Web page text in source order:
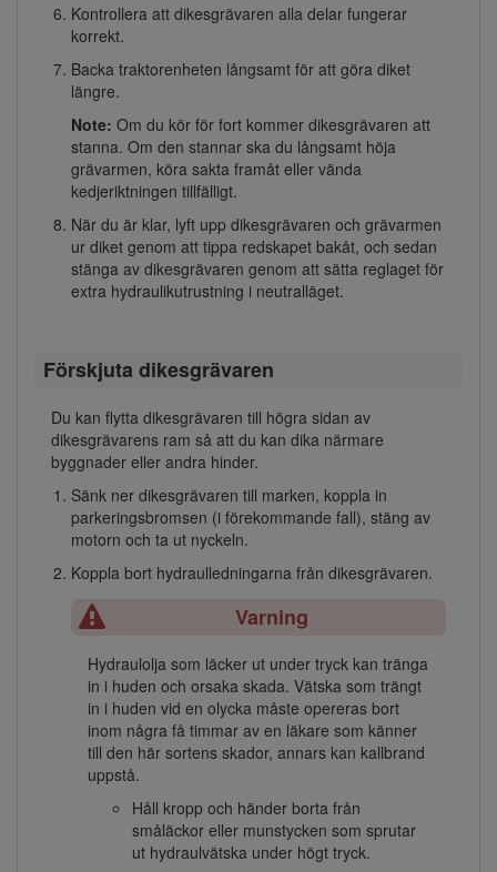
Kontrollera att dikesgrävaren alla delar fungerar
korrekt.
Backa traktorenheten långsamt för att göra diket
längre.
Note: Om du kör för fort kommer dikesgrävaren att
stanna. Om den stannar ska du långsamt höja
grävarmen, köra sakta framåt eller vända
kedjeriktningen tillfälligt.
När du är klar, lyft upp dikesgrävaren och grävarmen
ur diket genom att tippa redskapet bakåt, och sedan
stänga av dikesgrävaren genom att sätta reglaget för
extra hydraulikutrustning i neutralläget.
Förskjuta dikesgrävaren
Du kan flytta dikesgrävaren till högra sidan av
dikesgrävarens ram så att du kan dika närmare
byggnader eller andra hinder.
Sänk ner dikesgrävaren till marken, koppla in
parkeringsbromsen (i förekommande fall), stäng av
motorn och ta ut nyckeln.
Koppla bort hydraulledningarna från dikesgrävaren.
Varning
Hydraulolja som läcker ut under tryck kan tränga
in i huden och orsaka skada. Vätska som trängt
in i huden vid en olycka måste opereras bort
inom några få timmar av en läkare som känner
till den här sortens skador, annars kan kallbrand
uppstå.
Håll kropp och händer borta från
småläckor eller munstycken som sprutar
ut hydraulvätska under högt tryck.